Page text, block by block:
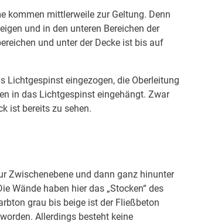
kommen mittlerweile zur Geltung. Denn
und in den unteren Bereichen der
und unter der Decke ist bis auf
Lichtgespinst eingezogen, die Oberleitung
in das Lichtgespinst eingehängt. Zwar
ist bereits zu sehen.
Zwischenebene und dann ganz hinunter
Wände haben hier das „Stocken“ des
grau bis beige ist der Fließbeton
Allerdings besteht keine